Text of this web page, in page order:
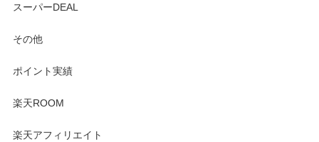
スーパーDEAL
その他
ポイント実績
楽天ROOM
楽天アフィリエイト